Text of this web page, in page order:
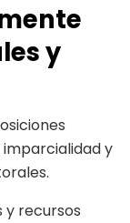
y
y
y recursos